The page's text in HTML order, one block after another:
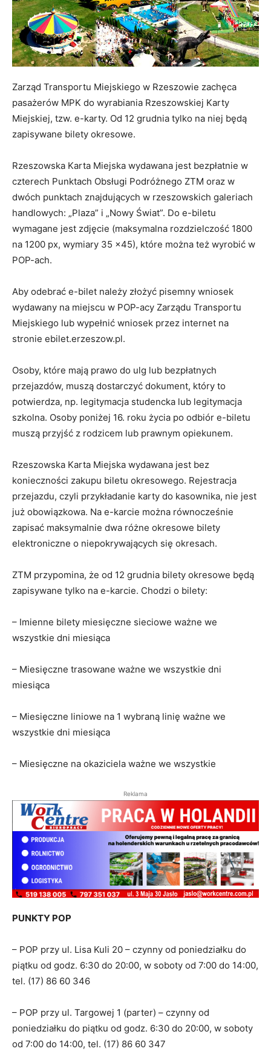
Zarząd Transportu Miejskiego w Rzeszowie zachęca
pasażerów MPK do wyrabiania Rzeszowskiej Karty
Miejskiej, tzw. e-karty. Od 12 grudnia tylko na niej będą
zapisywane bilety okresowe.
Rzeszowska Karta Miejska wydawana jest bezpłatnie w
czterech Punktach Obsługi Podróżnego ZTM oraz w
dwóch punktach znajdujących w rzeszowskich galeriach
handlowych: „Plaza” i „Nowy Świat”. Do e-biletu
wymagane jest zdjęcie (maksymalna rozdzielczość 1800
na 1200 px, wymiary 35 x45), które można też wyrobić w
POP-ach.
Aby odebrać e-bilet należy złożyć pisemny wniosek
wydawany na miejscu w POP-acy Zarządu Transportu
Miejskiego lub wypełnić wniosek przez internet na
stronie ebilet.erzeszow.pl.
Osoby, które mają prawo do ulg lub bezpłatnych
przejazdów, muszą dostarczyć dokument, który to
potwierdza, np. legitymacja studencka lub legitymacja
szkolna. Osoby poniżej 16. roku życia po odbiór e-biletu
muszą przyjść z rodzicem lub prawnym opiekunem.
Rzeszowska Karta Miejska wydawana jest bez
konieczności zakupu biletu okresowego. Rejestracja
przejazdu, czyli przykładanie karty do kasownika, nie jest
już obowiązkowa. Na e-karcie można równocześnie
zapisać maksymalnie dwa różne okresowe bilety
elektroniczne o niepokrywających się okresach.
ZTM przypomina, że od 12 grudnia bilety okresowe będą
zapisywane tylko na e-karcie. Chodzi o bilety:
– Imienne bilety miesięczne sieciowe ważne we
wszystkie dni miesiąca
– Miesięczne trasowane ważne we wszystkie dni
miesiąca
– Miesięczne liniowe na 1 wybraną linię ważne we
wszystkie dni miesiąca
– Miesięczne na okaziciela ważne we wszystkie
Reklama
PUNKTY POP
– POP przy ul. Lisa Kuli 20 – czynny od poniedziałku do
piątku od godz. 6:30 do 20:00, w soboty od 7:00 do 14:00,
tel. (17) 86 60 346
– POP przy ul. Targowej 1 (parter) – czynny od
poniedziałku do piątku od godz. 6:30 do 20:00, w soboty
od 7:00 do 14:00, tel. (17) 86 60 347